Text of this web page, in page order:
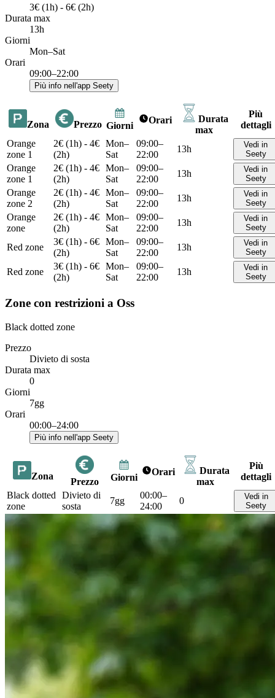
3€ (1h) - 6€ (2h)
Durata max
13h
Giorni
Mon–Sat
Orari
09:00–22:00
Più info nell'app Seety
Zona Prezzo Giorni
Orari
Durata
max
Più
dettagli
Orange
zone 1
2€ (1h) - 4€
(2h)
Mon–
Sat
09:00–
22:00
13h
Vedi in
Seety
Orange
zone 1
2€ (1h) - 4€
(2h)
Mon–
Sat
09:00–
22:00
13h
Vedi in
Seety
Orange
zone 2
2€ (1h) - 4€
(2h)
Mon–
Sat
09:00–
22:00
13h
Vedi in
Seety
Orange
zone
2€ (1h) - 4€
(2h)
Mon–
Sat
09:00–
22:00
13h
Vedi in
Seety
Red zone
3€ (1h) - 6€
(2h)
Mon–
Sat
09:00–
22:00
13h
Vedi in
Seety
Red zone
3€ (1h) - 6€
(2h)
Mon–
Sat
09:00–
22:00
13h
Vedi in
Seety
Zone con restrizioni a Oss
Black dotted zone
Prezzo
Divieto di sosta
Durata max
0
Giorni
7gg
Orari
00:00–24:00
Più info nell'app Seety
Zona
Prezzo Giorni
Orari
Durata
max
Più
dettagli
Black dotted
zone
Divieto di
sosta
7gg
00:00–
24:00
0
Vedi in
Seety